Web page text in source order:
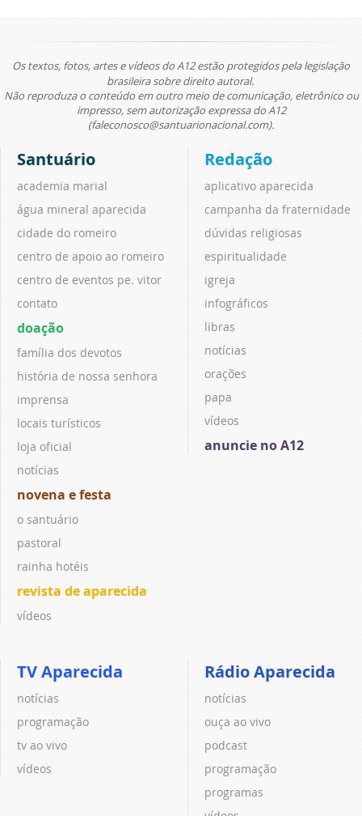
Os textos, fotos, artes e vídeos do A12 estão protegidos pela legislação
brasileira sobre direito autoral.
Não reproduza o conteúdo em outro meio de comunicação, eletrônico ou
impresso, sem autorização expressa do A12
(faleconosco@santuarionacional.com).
Santuário
academia marial
água mineral aparecida
cidade do romeiro
centro de apoio ao romeiro
centro de eventos pe. vitor
contato
doação
família dos devotos
história de nossa senhora
imprensa
locais turísticos
loja oficial
notícias
novena e festa
o santuário
pastoral
rainha hotéis
revista de aparecida
vídeos
Redação
aplicativo aparecida
campanha da fraternidade
dúvidas religiosas
espiritualidade
igreja
infográficos
libras
notícias
orações
papa
vídeos
anuncie no A12
TV Aparecida
notícias
programação
tv ao vivo
vídeos
Rádio Aparecida
notícias
ouça ao vivo
podcast
programação
programas